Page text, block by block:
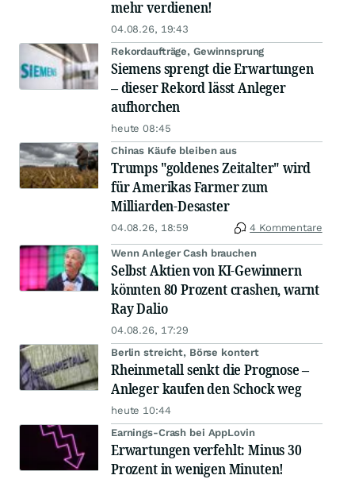
mehr verdienen!
04.08.26, 19:43
Rekordaufträge, Gewinnsprung
Siemens sprengt die Erwartungen
– dieser Rekord lässt Anleger
aufhorchen
heute 08:45
Chinas Käufe bleiben aus
Trumps "goldenes Zeitalter" wird
für Amerikas Farmer zum
Milliarden-Desaster
04.08.26, 18:59 4 Kommentare
Wenn Anleger Cash brauchen
Selbst Aktien von KI-Gewinnern
könnten 80 Prozent crashen, warnt
Ray Dalio
04.08.26, 17:29
Berlin streicht, Börse kontert
Rheinmetall senkt die Prognose –
Anleger kaufen den Schock weg
heute 10:44
Earnings-Crash bei AppLovin
Erwartungen verfehlt: Minus 30
Prozent in wenigen Minuten!